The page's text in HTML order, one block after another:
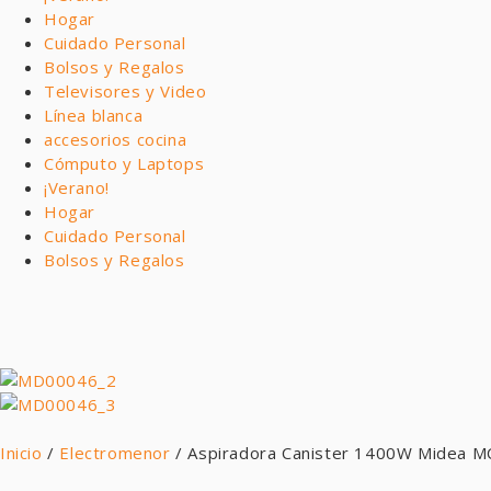
Hogar
Cuidado Personal
Bolsos y Regalos
Televisores y Video
Línea blanca
accesorios cocina
Cómputo y Laptops
¡Verano!
Hogar
Cuidado Personal
Bolsos y Regalos
Inicio / Electromenor / Aspiradora Canister 1400W Midea